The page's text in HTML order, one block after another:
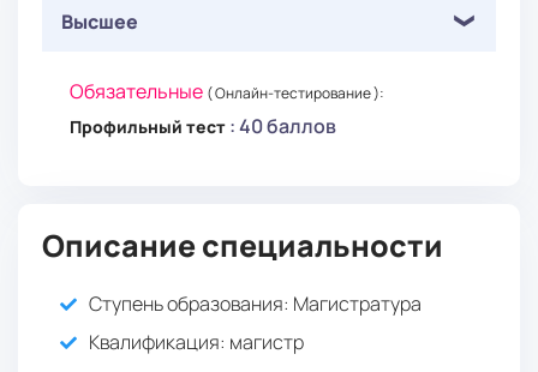
Высшее
Обязательные ( Онлайн-тестирование ):
Профильный тест : 40 баллов
Описание специальности
Ступень образования: Магистратура
Квалификация: магистр